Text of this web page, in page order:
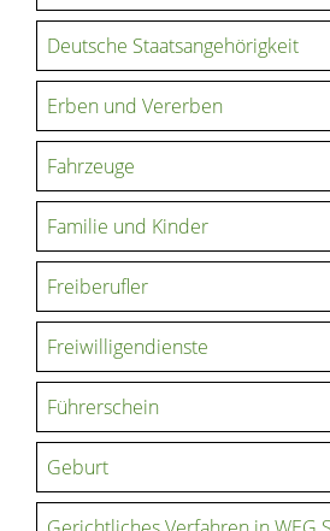
Deutsche Staatsangehörigkeit
Erben und Vererben
Fahrzeuge
Familie und Kinder
Freiberufler
Freiwilligendienste
Führerschein
Geburt